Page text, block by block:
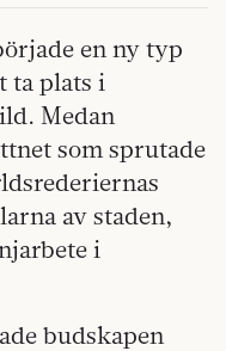
en ny typ
ta plats i
Medan
som sprutade
av staden,
i
budskapen